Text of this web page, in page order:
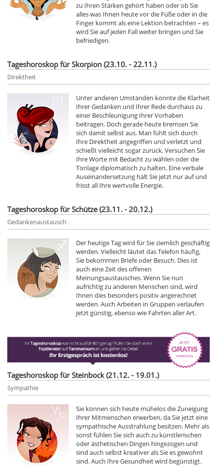
zu Ihren Stärken gehört haben oder ob Sie
alles was Ihnen heute vor die Füße oder in die
Finger kommt als eine Lektion betrachten – es
wird Sie auf jeden Fall weiter bringen und Sie
befriedigen.
Tageshoroskop für Skorpion (23.10. - 22.11.)
Direktheit
Unter anderen Umständen könnte die Klarheit
Ihrer Gedanken und Ihrer Rede durchaus zu
einer Beschleunigung Ihrer Vorhaben
beitragen. Doch gerade heute bremsen Sie
sich damit selbst aus. Man fühlt sich durch
Ihre Direktheit angegriffen und verletzt und
schießt vielleicht sogar zurück. Versuchen Sie
Ihre Worte mit Bedacht zu wählen oder die
Tonlage diplomatisch zu halten. Eine verbale
Auseinandersetzung hält Sie jetzt nur auf und
frisst all Ihre wertvolle Energie.
Tageshoroskop für Schütze (23.11. - 20.12.)
Gedankenaustausch
Der heutige Tag wird für Sie ziemlich geschäftig
werden. Vielleicht läutet das Telefon häufig,
Sie bekommen Briefe oder Besuch. Dies ist
auch eine Zeit des offenen
Meinungsaustausches. Wenn Sie nun
aufrichtig zu anderen Menschen sind, wird
Ihnen dies besonders positiv angerechnet
werden. Auch Arbeiten in Gruppen verlaufen
jetzt günstig, ebenso wie Fahrten aller Art.
Tageshoroskop für Steinbock (21.12. - 19.01.)
Sympathie
Sie können sich heute mühelos die Zuneigung
Ihrer Mitmenschen erwerben, da Sie jetzt eine
sympathische Ausstrahlung besitzen. Mehr als
sonst fühlen Sie sich auch zu künstlerischen
oder ästhetischen Dingen hingezogen und
sind auch selbst kreativer als Sie es gewohnt
sind. Auch Ihre Gesundheit wird begünstigt.